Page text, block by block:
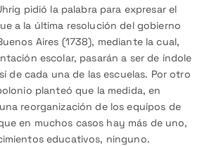
pidió la palabra para expresar el
a la última resolución del gobierno
Aires (1738), mediante la cual,
escolar, pasarán a ser de índole
de cada una de las escuelas. Por otro
planteó que la medida, en
reorganización de los equipos de
en muchos casos hay más de uno,
educativos, ninguno.